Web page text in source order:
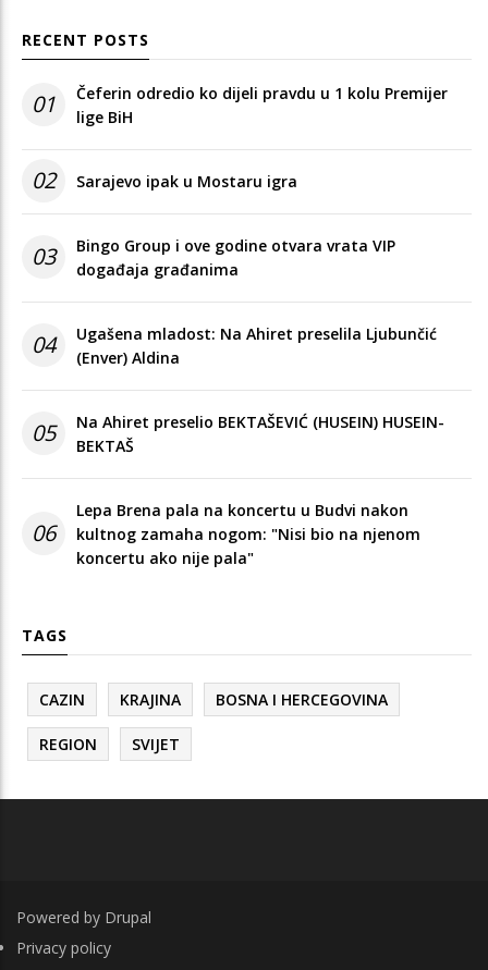
RECENT POSTS
01
Čeferin odredio ko dijeli pravdu u 1 kolu Premijer
lige BiH
02 Sarajevo ipak u Mostaru igra
03
Bingo Group i ove godine otvara vrata VIP
događaja građanima
04
Ugašena mladost: Na Ahiret preselila Ljubunčić
(Enver) Aldina
05
Na Ahiret preselio BEKTAŠEVIĆ (HUSEIN) HUSEIN-
BEKTAŠ
06
Lepa Brena pala na koncertu u Budvi nakon
kultnog zamaha nogom: "Nisi bio na njenom
koncertu ako nije pala"
TAGS
CAZIN KRAJINA BOSNA I HERCEGOVINA
REGION SVIJET
Powered by Drupal
FOOTER
Privacy policy